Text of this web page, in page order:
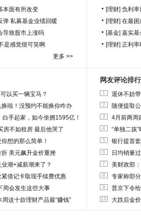
本面有所改变
弹 私募基金业绩回暖
导致股市上涨吗
是感觉很可笑啊
更多 >>
[理财] 负利率
[理财] 在最困
[基金] 嘉实基
[理财] 正利率
以买一辆宝马？
啦！没预约不能换你咋办
手起家，如今坐拥1595亿！
房不如租房 最后他哭了
想的那么简单！
美元飙升金价重挫
潮+减薪潮来了？
借记卡取现手续费优惠
周会发生这些大事
这十款理财产品最“赚钱”
网友评论排行
1 退休不妨
2 随便提取
3 4月前两周
4 “单独二孩
5 银行提首
6 日均销量
7 美财政部
8 专家称部
9 普京下令
10 大跌后金